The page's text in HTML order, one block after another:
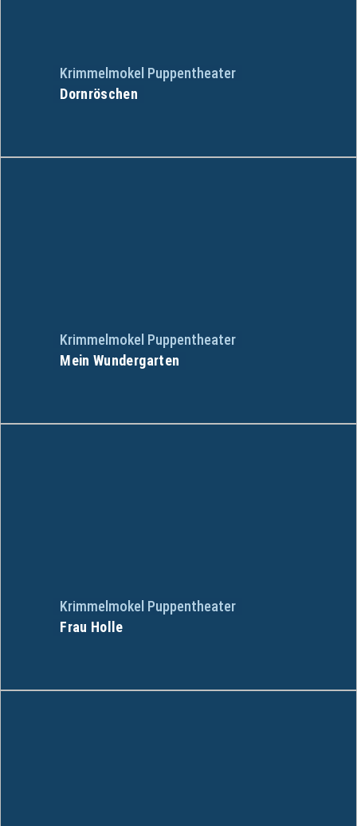
Krimmelmokel Puppentheater
Dornröschen
Krimmelmokel Puppentheater
Mein Wundergarten
Krimmelmokel Puppentheater
Frau Holle